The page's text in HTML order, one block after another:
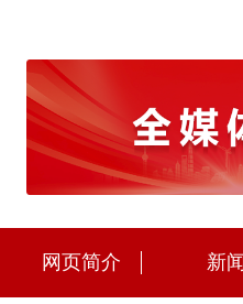
网页简介 新